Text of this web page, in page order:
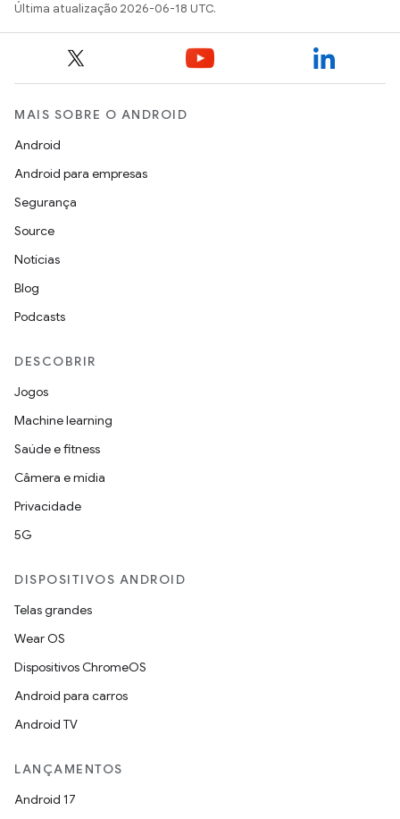
Última atualização 2026-06-18 UTC.
MAIS SOBRE O ANDROID
Android
Android para empresas
Segurança
Source
Notícias
Blog
Podcasts
DESCOBRIR
Jogos
Machine learning
Saúde e fitness
Câmera e mídia
Privacidade
5G
DISPOSITIVOS ANDROID
Telas grandes
Wear OS
Dispositivos ChromeOS
Android para carros
Android TV
LANÇAMENTOS
Android 17